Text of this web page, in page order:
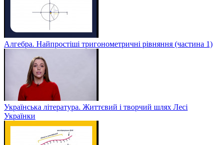
Алгебра. Найпростіші тригонометричні рівняння (частина 1)
Українська література. Життєвий і творчий шлях Лесі
Українки